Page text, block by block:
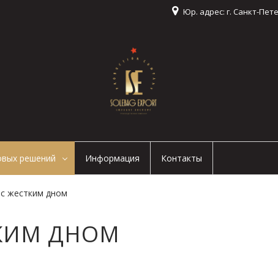
Юр. адрес: г. Санкт-
решений Информация Контакты
жестким дном
ДНОМ